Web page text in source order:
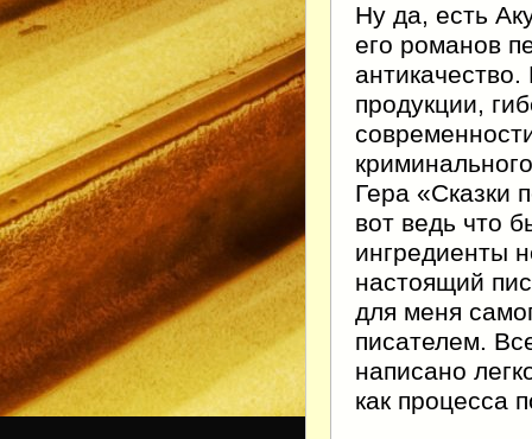
Ну да, есть
его романов
продукции,
Гера «Сказки
вот ведь что
ингредиенты
настоящий
для меня
писателем.
написано
как процесса